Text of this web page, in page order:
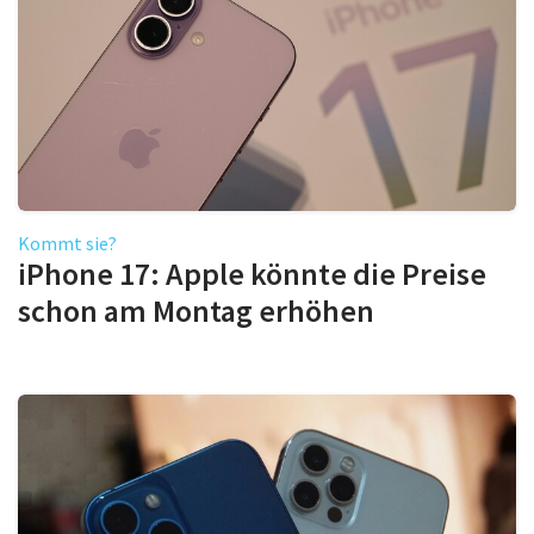
Kommt sie?
iPhone 17: Apple könnte die Preise
schon am Montag erhöhen